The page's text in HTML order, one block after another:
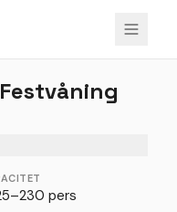
1/
–230 pers